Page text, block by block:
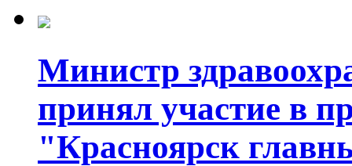
Министр
принял участие в
"Красноярск